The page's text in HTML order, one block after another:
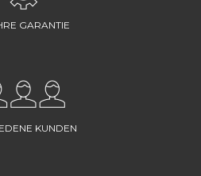
GARANTIE
KUNDEN